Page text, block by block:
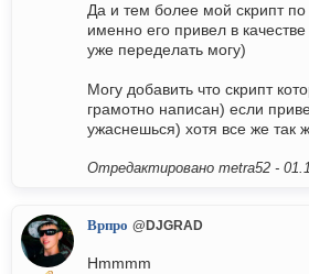
Да и тем более мой скрипт
именно его привел в
уже переделать могу)
Могу добавить что скрипт
грамотно написан) если
ужаснешься) хотя все же так
Отредактировано metra52 -
Врпро @DJGRAD
Hmmmm